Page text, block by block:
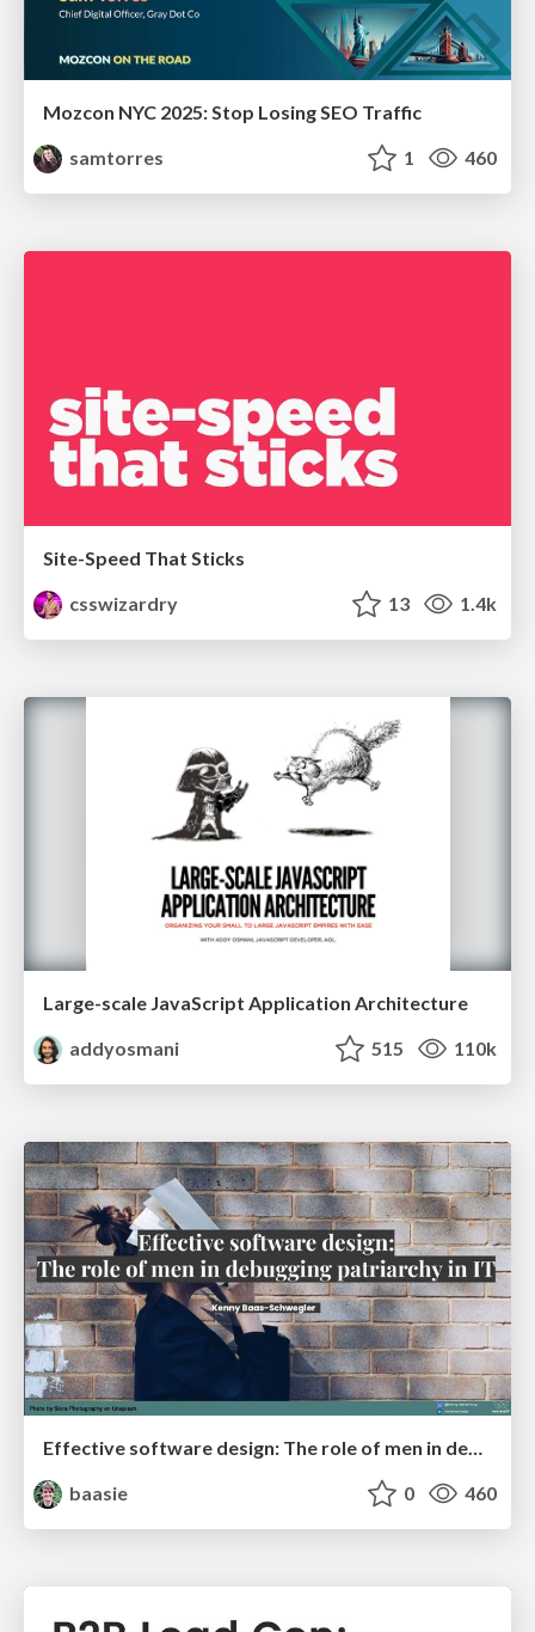
Mozcon NYC 2025: Stop Losing SEO Traffic
samtorres
1 460
Site-Speed That Sticks
csswizardry
13 1.4k
Large-scale JavaScript Application Architecture
addyosmani
515 110k
Effective software design: The role of men in debugging patriarchy in IT @ Voxxed Days AMS
baasie
0 460